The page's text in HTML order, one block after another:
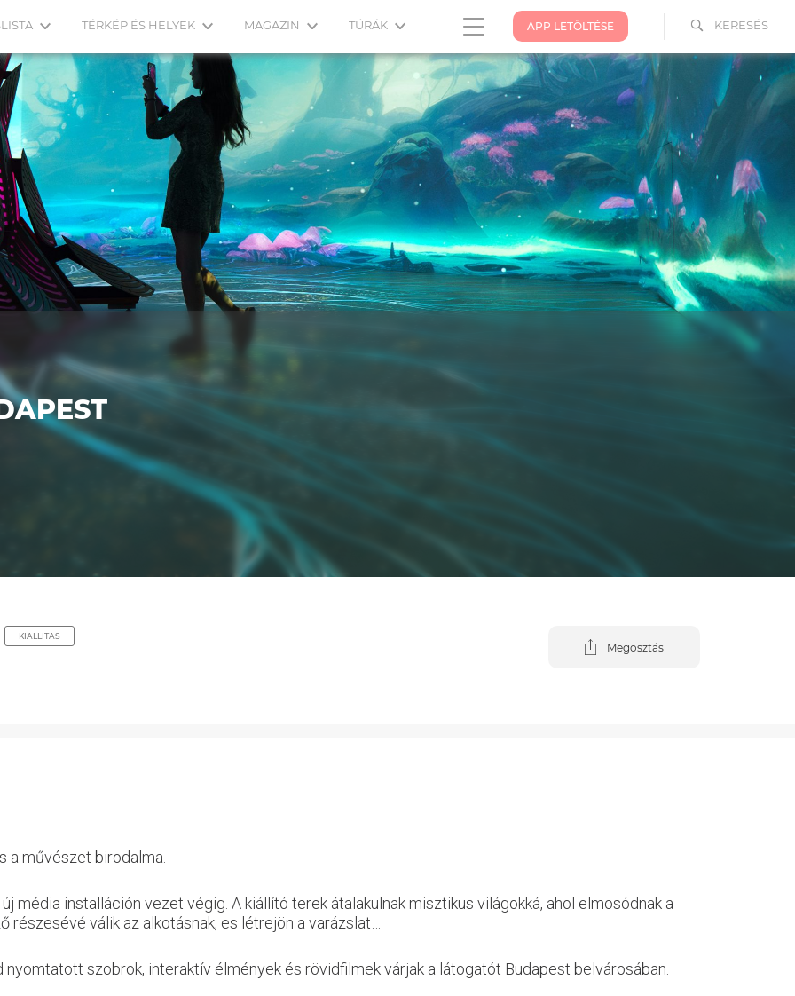
KERESÉS
APP LETÖLTÉSE
TÉRKÉP ÉS HELYEK MAGAZIN TÚRÁK
KIALLITAS
Megosztás
a művészet birodalma.
média installáción vezet végig. A kiállító terek átalakulnak misztikus világokká, ahol elmosódnak a
részesévé válik az alkotásnak, es létrejön a varázslat…
szobrok, interaktív élmények és rövidfilmek várjak a látogatót Budapest belvárosában.